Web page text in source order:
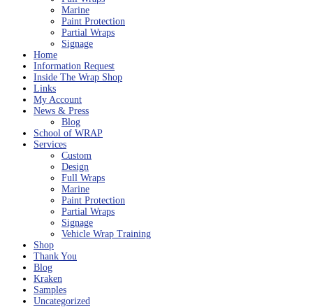
Marine
Paint Protection
Partial Wraps
Signage
Home
Information Request
Inside The Wrap Shop
Links
My Account
News & Press
Blog
School of WRAP
Services
Custom
Design
Full Wraps
Marine
Paint Protection
Partial Wraps
Signage
Vehicle Wrap Training
Shop
Thank You
Blog
Kraken
Samples
Uncategorized